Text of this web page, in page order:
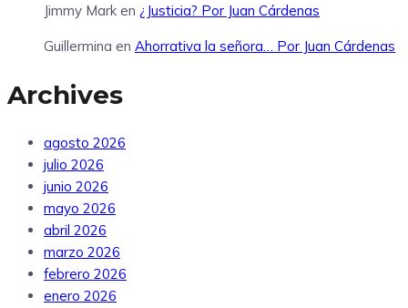
Jimmy Mark en ¿Justicia? Por Juan Cárdenas
Guillermina en Ahorrativa la señora… Por Juan Cárdenas
Archives
agosto 2026
julio 2026
junio 2026
mayo 2026
abril 2026
marzo 2026
febrero 2026
enero 2026